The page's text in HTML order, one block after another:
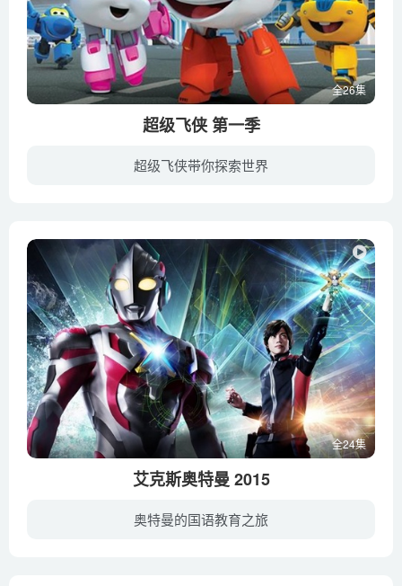
全26集
超级飞侠 第一季
超级飞侠带你探索世界
全24集
艾克斯奥特曼 2015
奥特曼的国语教育之旅